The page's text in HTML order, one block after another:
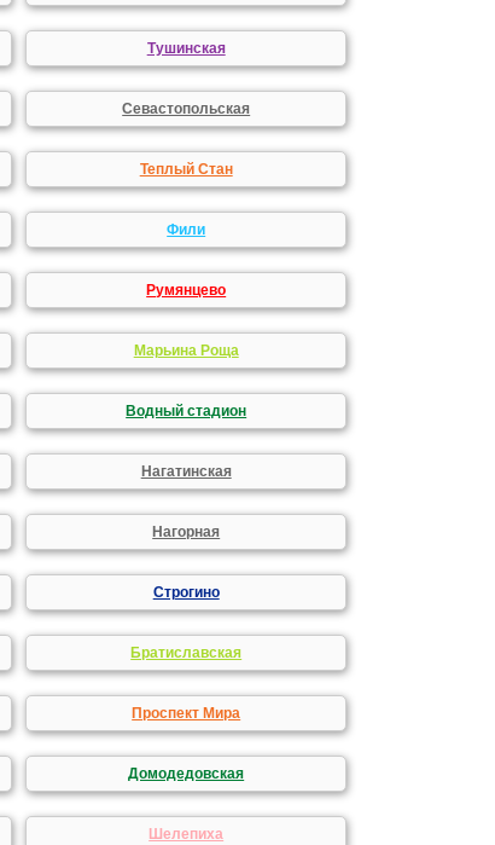
Тушинская
Севастопольская
Теплый Стан
Фили
Румянцево
Марьина Роща
Водный стадион
Нагатинская
Нагорная
Строгино
Братиславская
Проспект Мира
Домодедовская
Шелепиха